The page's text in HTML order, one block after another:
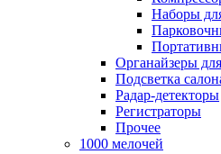
Наборы
Органайзеры
Подсветка
Радар-детекторы
Регистраторы
Прочее
1000 мелочей